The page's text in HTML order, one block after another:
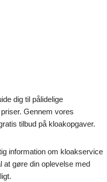
dig til pålidelige
Gennem vores
tilbud på kloakopgaver.
information om kloakservice
at gøre din oplevelse med